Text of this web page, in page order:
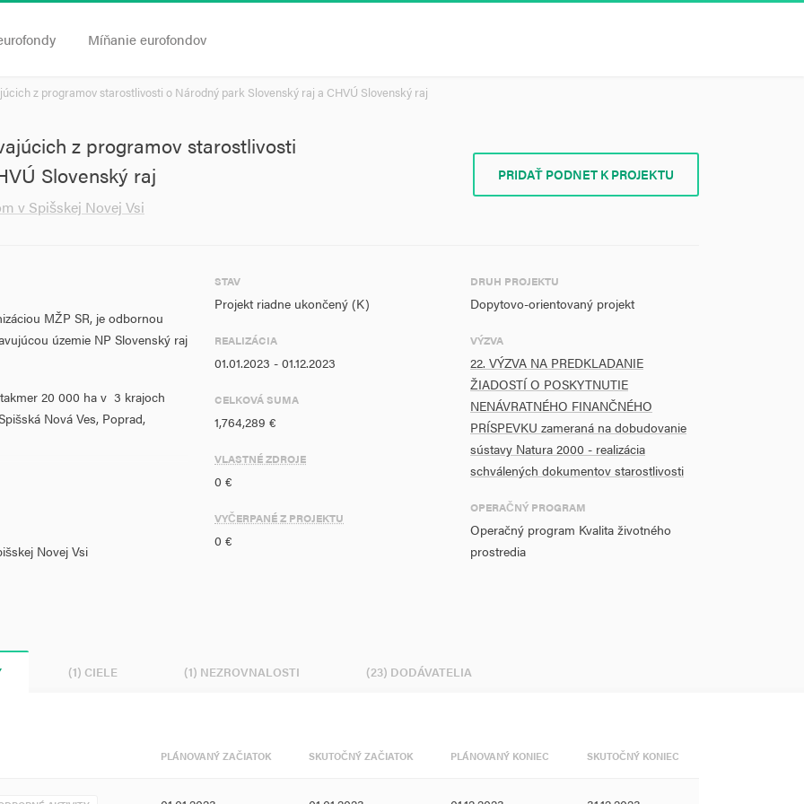
Míňanie eurofondov
z programov starostlivosti o Národný park Slovenský raj a CHVÚ Slovenský raj
z programov starostlivosti
Slovenský raj
v Spišskej Novej Vsi
PRIDAŤ PODNET K PROJEKTU
MŽP SR, je odbornou
územie NP Slovenský raj
20 000 ha v 3 krajoch
Nová Ves, Poprad,
SR.
parku Slovenský raj
len
v jednotlivých zónach
územia národného
prinášajúcich prosperitu
pre Národný park
Novej Vsi
STAV
Projekt riadne ukončený (K)
REALIZÁCIA
01.01.2023 - 01.12.2023
CELKOVÁ SUMA
1,764,289 €
VLASTNÉ ZDROJE
0 €
VYČERPANÉ Z PROJEKTU
0 €
DRUH PROJEKTU
Dopytovo-orientovaný projekt
VÝZVA
22. VÝZVA NA PREDKLADANIE
ŽIADOSTÍ O POSKYTNUTIE
NENÁVRATNÉHO FINANČNÉHO
PRÍSPEVKU zameraná na dobudovanie
sústavy Natura 2000 - realizácia
schválených dokumentov starostlivosti
OPERAČNÝ PROGRAM
Operačný program Kvalita životného
prostredia
(1) CIELE (1) NEZROVNALOSTI (23) DODÁVATELIA
PLÁNOVANÝ ZAČIATOK SKUTOČNÝ ZAČIATOK PLÁNOVANÝ KONIEC SKUTOČNÝ KONIEC